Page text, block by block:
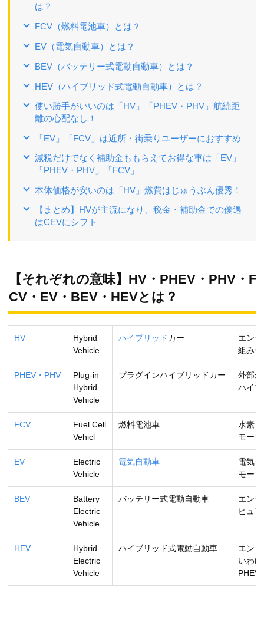
は？
FCV（燃料電池車）とは？
EV（電気自動車）とは？
BEV（バッテリー式電動自動車）とは？
HEV（ハイブリッド式電動自動車）とは？
使い勝手がいいのは「HV」「PHEV・PHV」航続距
離の心配なし！
「EV」「FCV」は近所・街乗りユーザーにおすすめ
減税だけでなく補助金ももらえてお得な車は「EV」
「PHEV・PHV」「FCV」
本体価格が安いのは「HV」燃費はじゅうぶん優秀！
【まとめ】HVが主流になり、税金・補助金での優遇
はCEVにシフト
【それぞれの意味】HV・PHEV・PHV・F
CV・EV・BEV・HEVとは？
HV
Hybrid
Vehicle
ハイブリッドカー
エン
組み
PHEV・PHV
Plug-in
Hybrid
Vehicle
プラグインハイブリッドカー
外部
ハイ
FCV
Fuel Cell
Vehicl
燃料電池車
水素
モー
EV
Electric
Vehicle
電気自動車
電気
モー
BEV
Battery
Electric
Vehicle
バッテリー式電動自動車
エン
ピュ
HEV
Hybrid
Electric
Vehicle
ハイブリッド式電動自動車
エン
いわ
PHEV